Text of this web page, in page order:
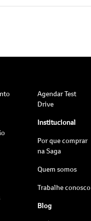
Agendar Test
Drive
Institucional
Por que comprar
na Saga
Quem somos
Trabalhe conosco
Blog